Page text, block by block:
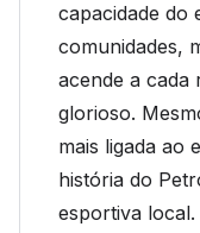
capacidade do
comunidades,
acende a cada
glorioso.
mais ligada ao
história do
esportiva